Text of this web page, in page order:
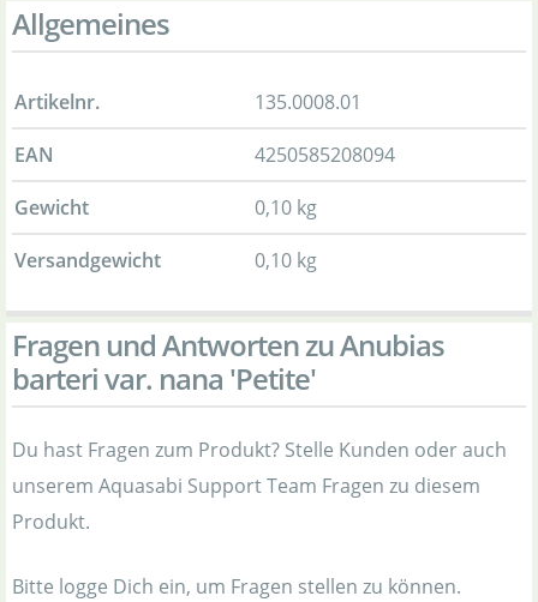
Allgemeines
Artikelnr.
135.0008.01
EAN
4250585208094
Gewicht
0,10 kg
Versandgewicht
0,10 kg
Fragen und Antworten zu Anubias
barteri var. nana 'Petite'
Du hast Fragen zum Produkt? Stelle Kunden oder auch
unserem Aquasabi Support Team Fragen zu diesem
Produkt.
Bitte logge Dich ein, um Fragen stellen zu können.